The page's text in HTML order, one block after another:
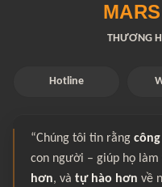
MARS
THƯƠNG
Hotline
“Chúng tôi tin rằng
con người – giúp họ làm
hơn, và tự hào hơn về